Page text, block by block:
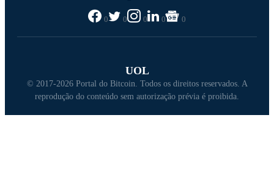
0 0 0 0 0
UOL
© 2017-2026 Portal do Bitcoin. Todos os direitos reservados. A
reprodução do conteúdo sem autorização prévia é proibida.